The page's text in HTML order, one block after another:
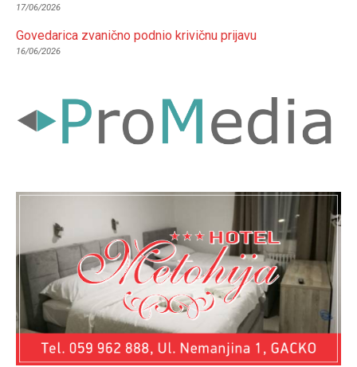
17/06/2026
Govedarica zvanično podnio krivičnu prijavu
16/06/2026